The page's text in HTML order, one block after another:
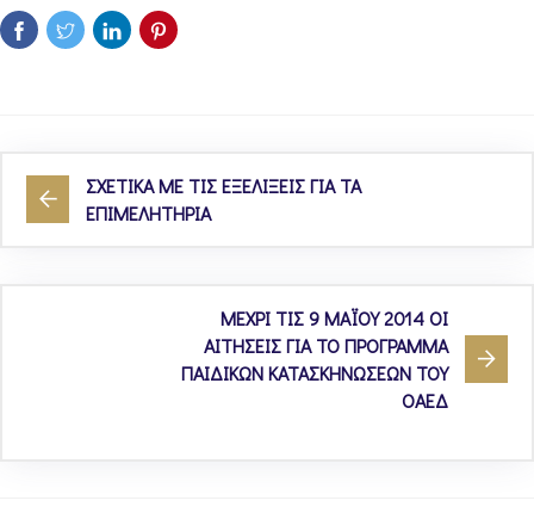
ΣΧΕΤΙΚΑ ΜΕ ΤΙΣ ΕΞΕΛΙΞΕΙΣ ΓΙΑ ΤΑ
ΕΠΙΜΕΛΗΤΗΡΙΑ
ΜΕΧΡΙ ΤΙΣ 9 ΜΑΪΟΥ 2014 ΟΙ
ΑΙΤΗΣΕΙΣ ΓΙΑ ΤΟ ΠΡΟΓΡΑΜΜΑ
ΠΑΙΔΙΚΩΝ ΚΑΤΑΣΚΗΝΩΣΕΩΝ ΤΟΥ
ΟΑΕΔ